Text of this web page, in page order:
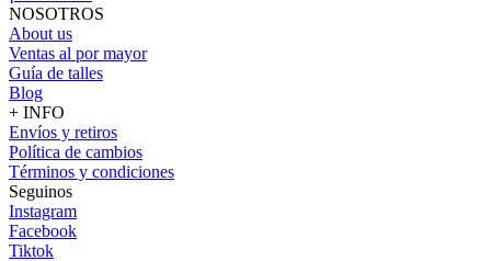
NOSOTROS
About us
Ventas al por mayor
Guía de talles
Blog
+ INFO
Envíos y retiros
Política de cambios
Términos y condiciones
Seguinos
Instagram
Facebook
Tiktok